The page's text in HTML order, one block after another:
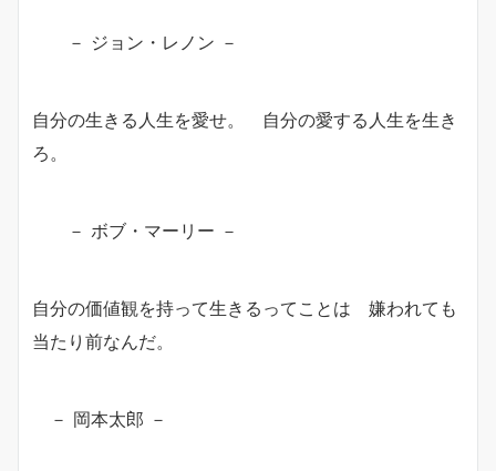
－ ジョン・レノン －
自分の生きる人生を愛せ。 自分の愛する人生を生き
ろ。
－ ボブ・マーリー －
自分の価値観を持って生きるってことは 嫌われても
当たり前なんだ。
－ 岡本太郎 －